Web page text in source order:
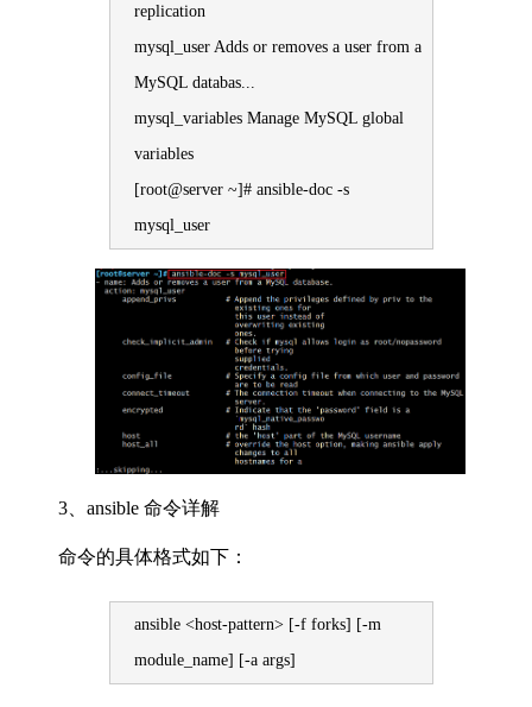
replication
mysql_user Adds or removes a user from a
MySQL databas...
mysql_variables Manage MySQL global
variables
[root@server ~]# ansible-doc -s
mysql_user
3、ansible 命令详解
命令的具体格式如下：
ansible <host-pattern> [-f forks] [-m
module_name] [-a args]